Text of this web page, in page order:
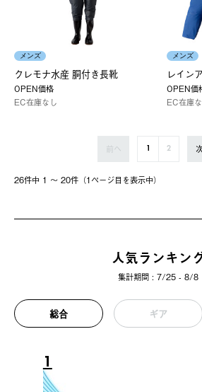
メンズ
クレモナ水産 胴付き長靴
OPEN価格
EC在庫なし
メンズ
レイン
OPEN価
EC在庫
26件中 1 〜 20件（1ページ⽬を表⽰中）
前へ 1 2
人気ランキン
集計期間 : 7/25 - 8/8
総合 ギア
1